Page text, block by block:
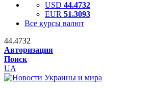
USD 44.4732
EUR 51.3093
Все курсы валют
44.4732
Авторизация
Поиск
UA